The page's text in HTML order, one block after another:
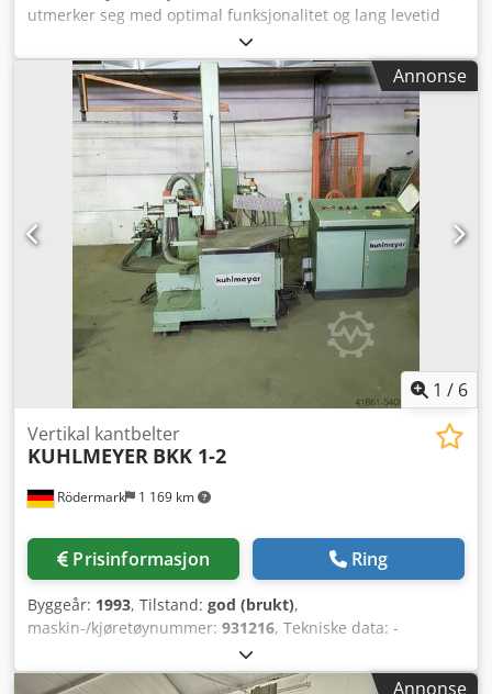
utmerker seg med optimal funksjonalitet og lang levetid
takket være svært robust konstruksjon. Skalaen er godt
synlig og lett avlesbar. Leveres uten sagblader. Utviklet,
produsert og kvalitetskontrollert i Europa! Tekniske data:
Gjennomgangsbredde: 400 mm Maks. kutt-høyde: 60 mm
Maks. kuttbredde: 350 mm Breddejustering: Manuell
Sagbladdiameter: 2 x 300 mm, senterhull 60 mm
Omdreiningstall: 2850 o/min Dedpfx Aovrvglonrskr
Snittbredde: 3,2 mm Motor: 2 x 4 kW Mating hastighet:
trinnløs 4 til 18 m/min Valgfritt ekstrautstyr: 2 lasere (1
fast, 1 justerbar) Ekstrautstyr ikke inkludert i prisen
(Illustrativt bilde)
Annonse
1 / 6
Rödermark 1 169 km
Vertikal kantbelter
KUHLMEYER BKK 1-2
Prisinformasjon Ring
Byggeår: 1993, Tilstand: god (brukt),
maskin-/kjøretøynummer: 931216, Tekniske data: -
Kantbåndslipemaskin for bearbeiding av kanter på
sveisede kasser, skap, safer osv. - SIEMENS-styring for takt-
Annonse